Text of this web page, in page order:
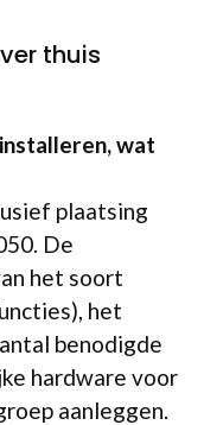
thuis
wat
plaatsing
De
het soort
het
benodigde
hardware voor
aanleggen.